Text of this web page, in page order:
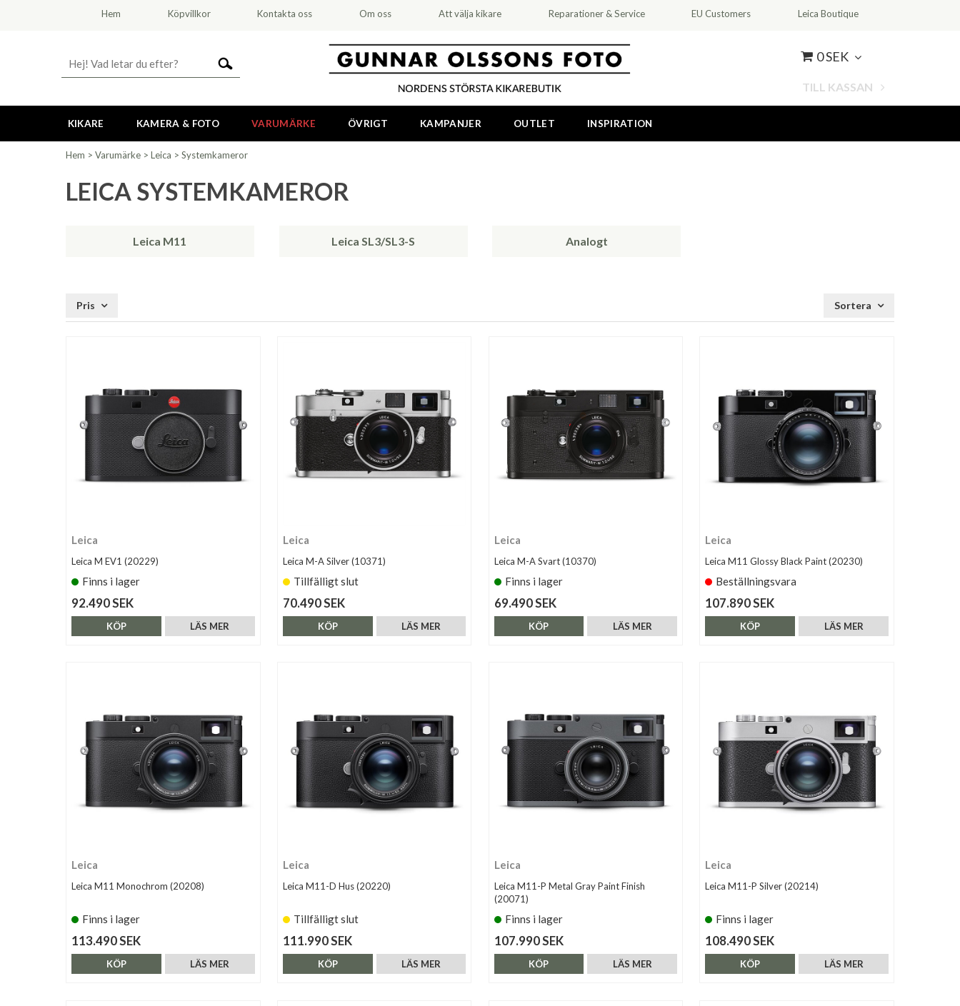
Hem Köpvillkor Kontakta oss Om oss Att välja kikare Reparationer & Service EU Customers Leica Boutique
0 SEK
TILL KASSAN
KIKARE KAMERA & FOTO VARUMÄRKE ÖVRIGT KAMPANJER OUTLET INSPIRATION
Hem > Varumärke > Leica > Systemkameror
LEICA SYSTEMKAMEROR
Leica M11 Leica SL3/SL3-S Analogt
Sortera
Pris
Leica
Leica M EV1 (20229)
Finns i lager
92.490 SEK
LÄS MER
KÖP
Leica
Leica M-A Silver (10371)
Tillfälligt slut
70.490 SEK
LÄS MER
KÖP
Leica
Leica M-A Svart (10370)
Finns i lager
69.490 SEK
LÄS MER
KÖP
Leica
Leica M11 Glossy Black Paint (20230)
Beställningsvara
107.890 SEK
LÄS MER
KÖP
Leica
Leica M11 Monochrom (20208)
Finns i lager
113.490 SEK
LÄS MER
KÖP
Leica
Leica M11-D Hus (20220)
Tillfälligt slut
111.990 SEK
LÄS MER
KÖP
Leica
Leica M11-P Metal Gray Paint Finish
(20071)
Finns i lager
107.990 SEK
LÄS MER
KÖP
Leica
Leica M11-P Silver (20214)
Finns i lager
108.490 SEK
LÄS MER
KÖP